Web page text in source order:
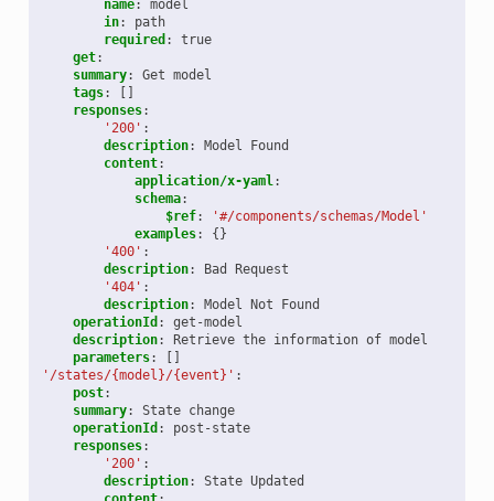
name:
model
in:
path
required :
true
get:
summary:
Get model
tags:
[]
responses:
'200' :
description:
Model Found
content:
application/x-yaml:
schema:
$ref:
'#/components/schemas/Model'
examples:
{}
'400' :
description:
Bad Request
'404' :
description:
Model Not Found
operationId :
get-model
description:
Retrieve the information of model
parameters:
[]
'/states/{model}/{event}' :
post:
summary:
State change
operationId :
post-state
responses:
'200' :
description:
State Updated